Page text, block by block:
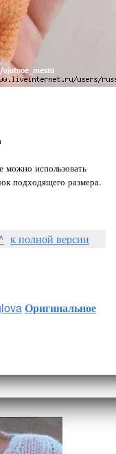
можно использовать
подходящего размера.
к полной версии
Оригинальное